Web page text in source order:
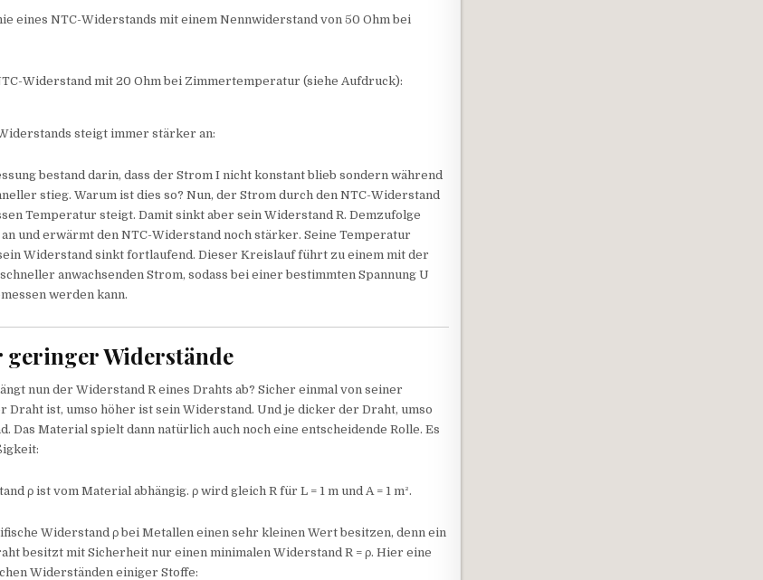
eines NTC-Widerstands mit einem Nennwiderstand von 50 Ohm bei
Widerstand mit 20 Ohm bei Zimmertemperatur (siehe Aufdruck):
steigt immer stärker an:
bestand darin, dass der Strom I nicht konstant blieb sondern während
stieg. Warum ist dies so? Nun, der Strom durch den NTC-Widerstand
Temperatur steigt. Damit sinkt aber sein Widerstand R. Demzufolge
und erwärmt den NTC-Widerstand noch stärker. Seine Temperatur
Widerstand sinkt fortlaufend. Dieser Kreislauf führt zu einem mit der
anwachsenden Strom, sodass bei einer bestimmten Spannung U
werden kann.
geringer Widerstände
nun der Widerstand R eines Drahts ab? Sicher einmal von seiner
Draht ist, umso höher ist sein Widerstand. Und je dicker der Draht, umso
Das Material spielt dann natürlich auch noch eine entscheidende Rolle. Es
ρ ist vom Material abhängig. ρ wird gleich R für L = 1 m und A = 1 m².
Widerstand ρ bei Metallen einen sehr kleinen Wert besitzen, denn ein
besitzt mit Sicherheit nur einen minimalen Widerstand R = ρ. Hier eine
Widerständen einiger Stoffe: